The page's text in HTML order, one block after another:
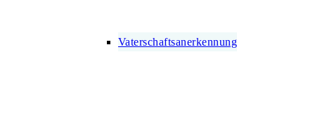
Vaterschaftsanerkennung